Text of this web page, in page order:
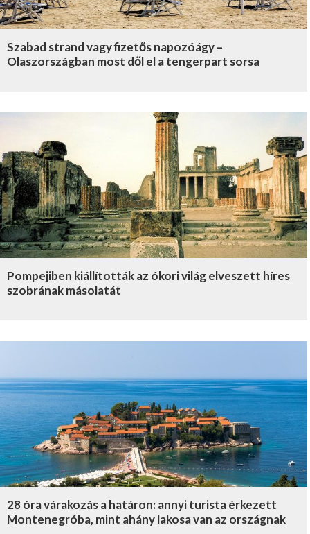
Szabad strand vagy fizetős napozóágy –
Olaszországban most dől el a tengerpart sorsa
Pompejiben kiállították az ókori világ elveszett híres
szobrának másolatát
28 óra várakozás a határon: annyi turista érkezett
Montenegróba, mint ahány lakosa van az országnak